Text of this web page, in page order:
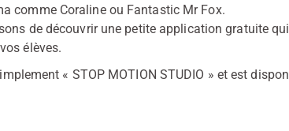
comme Coraline ou Fantastic Mr Fox.
de découvrir une petite application gratuite
élèves.
« STOP MOTION STUDIO » et est